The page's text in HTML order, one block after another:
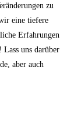
zu
⁤eine tiefere
⁣Erfahrungen
uns darüber
⁤aber auch